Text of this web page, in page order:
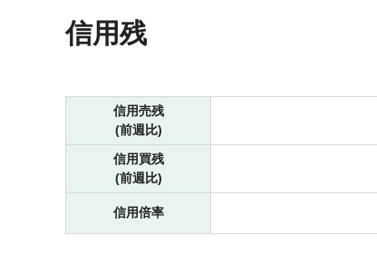
信用残
信用売残
(前週比)
信用買残
(前週比)
信用倍率